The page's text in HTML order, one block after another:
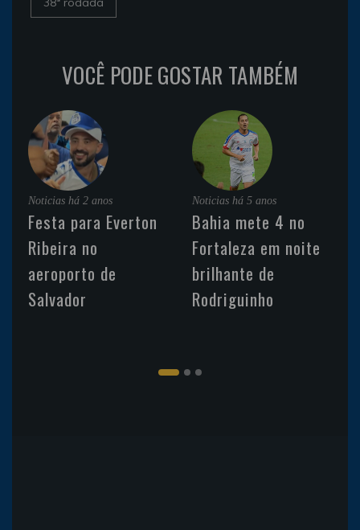
VOCÊ PODE GOSTAR TAMBÉM
Noticias há 2 anos
Festa para Everton
Ribeira no
aeroporto de
Salvador
Noticias há 5 anos
Bahia mete 4 no
Fortaleza em noite
brilhante de
Rodriguinho